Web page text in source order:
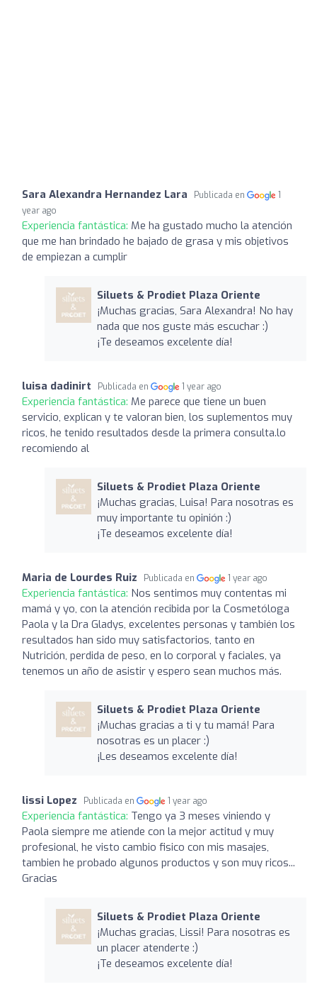
Sara Alexandra Hernandez Lara Publicada en
1
year ago
Experiencia fantástica: Me ha gustado mucho la atención
que me han brindado he bajado de grasa y mis objetivos
de empiezan a cumplir
Siluets & Prodiet Plaza Oriente
¡Muchas gracias, Sara Alexandra! No hay
nada que nos guste más escuchar :)
¡Te deseamos excelente día!
luisa dadinirt Publicada en 1 year ago
Experiencia fantástica: Me parece que tiene un buen
servicio, explican y te valoran bien, los suplementos muy
ricos, he tenido resultados desde la primera consulta.lo
recomiendo al
Siluets & Prodiet Plaza Oriente
¡Muchas gracias, Luisa! Para nosotras es
muy importante tu opinión :)
¡Te deseamos excelente día!
Maria de Lourdes Ruiz Publicada en 1 year ago
Experiencia fantástica: Nos sentimos muy contentas mi
mamá y yo, con la atención recibida por la Cosmetóloga
Paola y la Dra Gladys, excelentes personas y también los
resultados han sido muy satisfactorios, tanto en
Nutrición, perdida de peso, en lo corporal y faciales, ya
tenemos un año de asistir y espero sean muchos más.
Siluets & Prodiet Plaza Oriente
¡Muchas gracias a ti y tu mamá! Para
nosotras es un placer :)
¡Les deseamos excelente día!
lissi Lopez Publicada en 1 year ago
Experiencia fantástica: Tengo ya 3 meses viniendo y
Paola siempre me atiende con la mejor actitud y muy
profesional, he visto cambio fisico con mis masajes,
tambien he probado algunos productos y son muy ricos...
Gracias
Siluets & Prodiet Plaza Oriente
¡Muchas gracias, Lissi! Para nosotras es
un placer atenderte :)
¡Te deseamos excelente día!